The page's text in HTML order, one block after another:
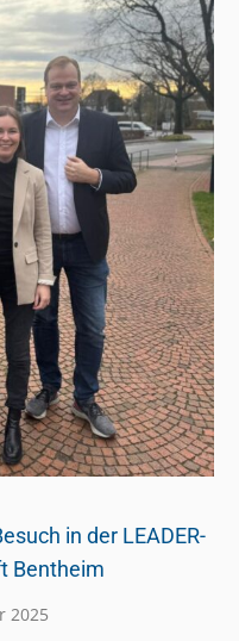
in der LEADER-
Bentheim
2025